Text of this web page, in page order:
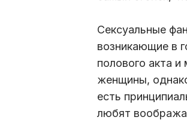
Сексуальные
возникающие в
полового акта
женщины,
есть
любят